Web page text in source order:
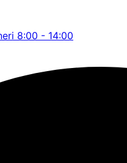
8:00 - 14:00